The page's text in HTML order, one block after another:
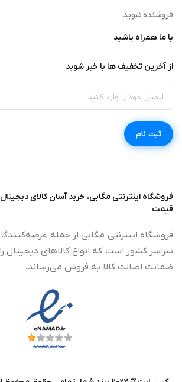
فروشنده شوید
با ما همراه باشید
از آخرین تخفیف ها با خبر شوید
فروشگاه اینترنتی مگابی، خرید آسان کالای
قیمت
فروشگاه اینترنتی مگابی از جمله
سراسر کشور است که انواع کالاهای دیجیتال
ضمانت اصالت کالا به فروش می‌رساند.